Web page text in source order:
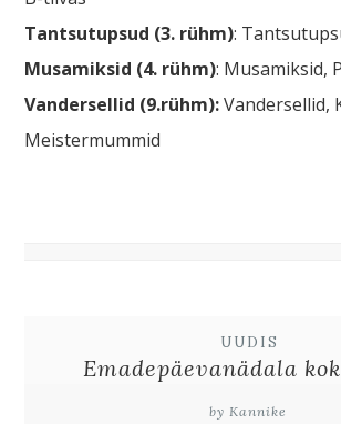
Tantsutupsud (3. rühm):
Musamiksid (4. rühm): Musamiksid,
Vandersellid (9.rühm):Vandersellid,
Meistermummid
UUDIS
Emadepäevanädala
by Kannike